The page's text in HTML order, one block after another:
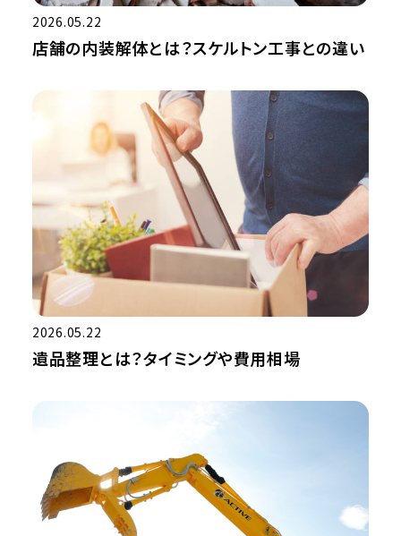
2026.05.22
店舗の内装解体とは？スケルトン工事との違い
2026.05.22
遺品整理とは？タイミングや費用相場